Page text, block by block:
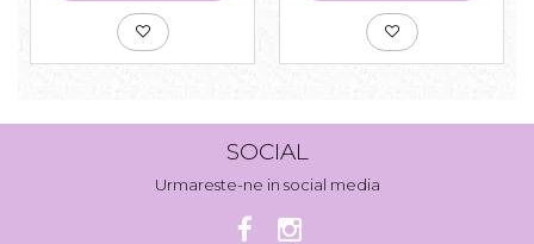
SOCIAL
Urmareste-ne in social media